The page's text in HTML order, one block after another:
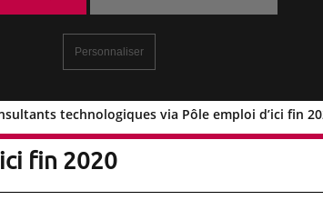
technologiques via Pôle emploi d’ici fin
2 000 consultants
fin 2020
Personnaliser